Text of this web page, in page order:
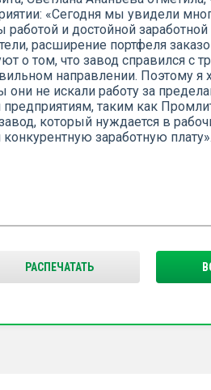
«Сегодня мы увидели
работой и достойной
расширение портфеля
о том, что завод справился с
направлении. Поэтому я
они не искали работу за
таким как
который нуждается в
заработную плату».
РАСПЕЧАТАТЬ